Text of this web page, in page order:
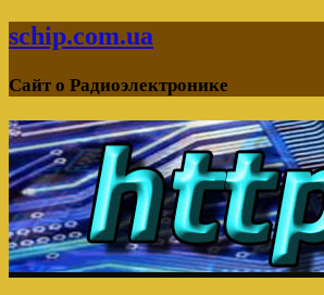
schip.com.ua
Сайт о Радиоэлектронике